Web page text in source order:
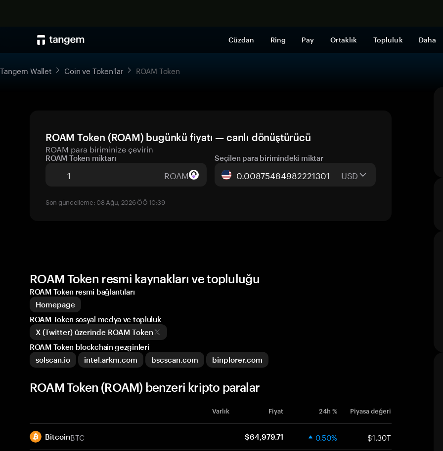
Cüzdan Ring Pay Ortaklık Topluluk Daha
Tangem Wallet Coin ve Token'lar ROAM Token
ROAM Token (ROAM) bugünkü fiyatı — canlı dönüştürücü
ROAM para biriminize çevirin
ROAM Token miktarı
ROAM
Seçilen para birimindeki miktar
USD
Son güncelleme: 08 Ağu, 2026 ÖÖ 10:39
ROAM Token resmi kaynakları ve topluluğu
ROAM Token resmi bağlantıları
Homepage
ROAM Token sosyal medya ve topluluk
X (Twitter) üzerinde ROAM Token
ROAM Token blockchain gezginleri
solscan.io
intel.arkm.com bscscan.com binplorer.com
ROAM Token (ROAM) benzeri kripto paralar
Varlık Fiyat 24h % Piyasa değeri
BitcoinBTC $64,979.71 0.50% $1.30T